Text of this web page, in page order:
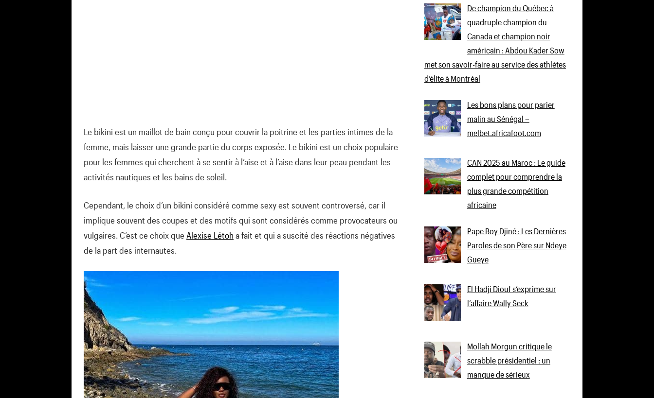
Le bikini est un maillot de bain conçu pour couvrir la poitrine et les parties intimes de la
femme, mais laisser une grande partie du corps exposée. Le bikini est un choix populaire
pour les femmes qui cherchent à se sentir à l’aise et à l’aise dans leur peau pendant les
activités nautiques et les bains de soleil.
Cependant, le choix d’un bikini considéré comme sexy est souvent controversé, car il
implique souvent des coupes et des motifs qui sont considérés comme provocateurs ou
vulgaires. C’est ce choix que Alexise Létoh a fait et qui a suscité des réactions négatives
de la part des internautes.
De champion du Québec à
quadruple champion du
Canada et champion noir
américain : Abdou Kader Sow
met son savoir-faire au service des athlètes
d’élite à Montréal
Les bons plans pour parier
malin au Sénégal –
melbet.africafoot.com
CAN 2025 au Maroc : Le guide
complet pour comprendre la
plus grande compétition
africaine
Pape Boy Djiné : Les Dernières
Paroles de son Père sur Ndeye
Gueye
El Hadji Diouf s’exprime sur
l’affaire Wally Seck
Mollah Morgun critique le
scrabble présidentiel : un
manque de sérieux